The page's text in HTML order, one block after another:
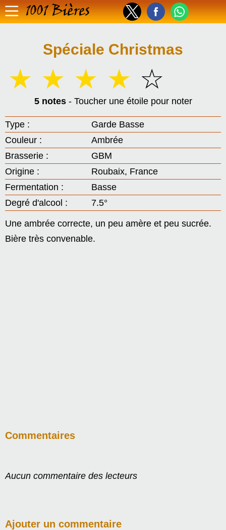
1001 Bières
Spéciale Christmas
☆
☆
☆
☆
☆
5 notes- Toucher une étoile pour noter
Type :
Garde Basse
Couleur :
Ambrée
Brasserie :
GBM
Origine :
Roubaix, France
Fermentation :
Basse
Degré d'alcool :
7.5°
Une ambrée correcte, un peu amère et peu sucrée.
Bière très convenable.
Commentaires
Aucun commentaire des lecteurs
Ajouter un commentaire